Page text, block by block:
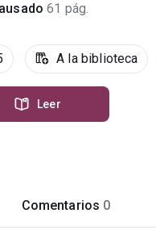
61 pág.
A la biblioteca
Leer
Comentarios 0